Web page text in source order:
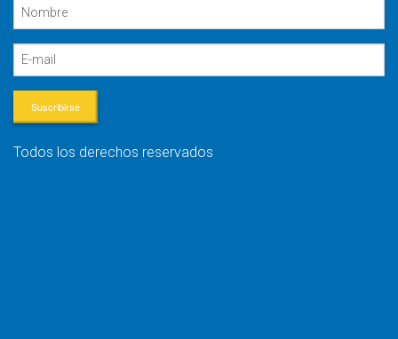
Suscribirse
Todos los derechos reservados